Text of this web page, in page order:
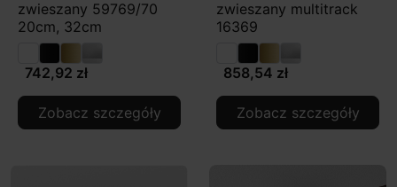
zwieszany 59769/70
20cm, 32cm
742,92 zł
Zobacz szczegóły
zwieszany multitrack
16369
858,54 zł
Zobacz szczegóły